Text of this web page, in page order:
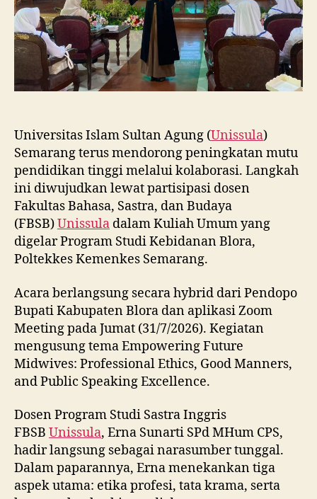
dan
Keterampilan
Public
Speaking
Universitas Islam Sultan Agung (Unissula)
Semarang terus mendorong peningkatan mutu
pendidikan tinggi melalui kolaborasi. Langkah
ini diwujudkan lewat partisipasi dosen
Fakultas Bahasa, Sastra, dan Budaya
(FBSB)Unissula dalam Kuliah Umum yang
digelar Program Studi Kebidanan Blora,
Poltekkes Kemenkes Semarang.
Acara berlangsung secara hybrid dari Pendopo
Bupati Kabupaten Blora dan aplikasi Zoom
Meeting pada Jumat (31/7/2026). Kegiatan
mengusung tema Empowering Future
Midwives: Professional Ethics, Good Manners,
and Public Speaking Excellence.
Dosen Program Studi Sastra Inggris
FBSB Unissula, Erna Sunarti SPd MHum CPS,
hadir langsung sebagai narasumber tunggal.
Dalam paparannya, Erna menekankan tiga
aspek utama: etika profesi, tata krama, serta